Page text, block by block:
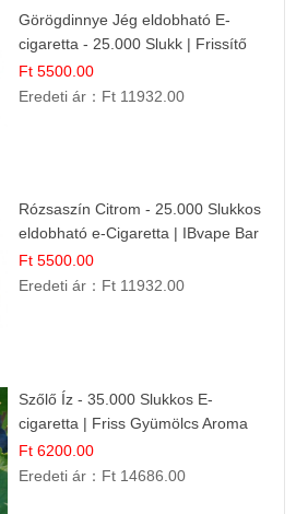
Görögdinnye Jég eldobható E-
cigaretta - 25.000 Slukk | Frissítő
Nyári Íz
Ft 5500.00
Eredeti ár： Ft 11932.00
Rózsaszín Citrom - 25.000 Slukkos
eldobható e-Cigaretta | IBvape Bar
Ft 5500.00
Eredeti ár： Ft 11932.00
Szőlő Íz - 35.000 Slukkos E-
cigaretta | Friss Gyümölcs Aroma
Ft 6200.00
Eredeti ár： Ft 14686.00